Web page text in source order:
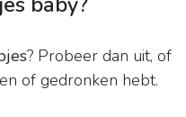
? Probeer dan uit, of
of gedronken hebt.